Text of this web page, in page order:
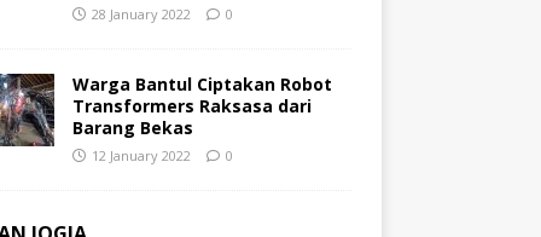
28 January 2022 0
Warga Bantul Ciptakan Robot
Transformers Raksasa dari
Barang Bekas
12 January 2022 0